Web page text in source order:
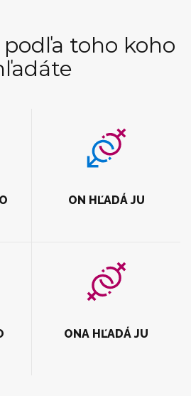
toho koho
ON HĽADÁ JU
ONA HĽADÁ JU